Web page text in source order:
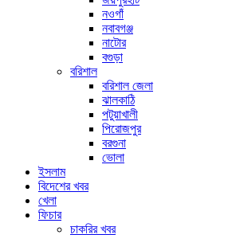
নওগাঁ
নবাবগঞ্জ
নাটোর
বগুড়া
বরিশাল
বরিশাল জেলা
ঝালকাঠি
পটুয়াখালী
পিরোজপুর
বরগুনা
ভোলা
ইসলাম
বিদেশের খবর
খেলা
ফিচার
চাকরির খবর